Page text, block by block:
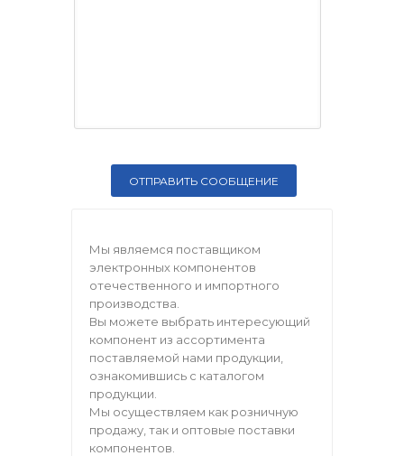
Мы являемся поставщиком
электронных компонентов
отечественного и импортного
производства.
Вы можете выбрать интересующий
компонент из ассортимента
поставляемой нами продукции,
ознакомившись с каталогом
продукции.
Мы осуществляем как розничную
продажу, так и оптовые поставки
компонентов.